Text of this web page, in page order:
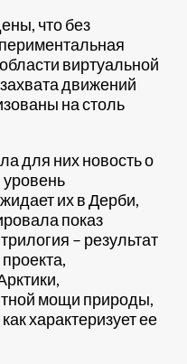
что без
виртуальной
движений
на столь
для них новость о
уровень
их в Дерби,
показ
– результат
мощи природы,
характеризует ее